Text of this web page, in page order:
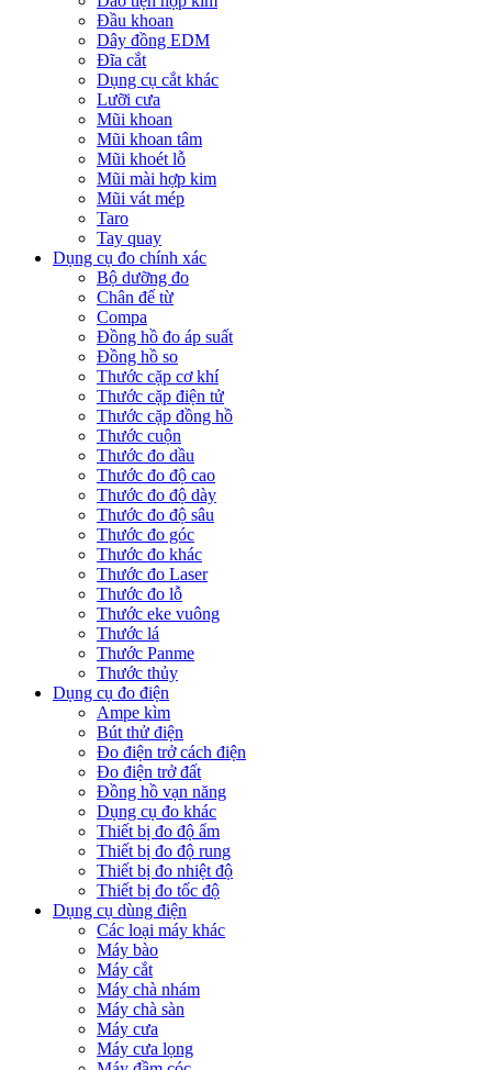
Đầu khoan
Dây đồng EDM
Đĩa cắt
Dụng cụ cắt khác
Lưỡi cưa
Mũi khoan
Mũi khoan tâm
Mũi khoét lỗ
Mũi mài hợp kim
Mũi vát mép
Taro
Tay quay
Dụng cụ đo chính xác
Bộ dưỡng đo
Chân đế từ
Compa
Đồng hồ đo áp suất
Đồng hồ so
Thước cặp cơ khí
Thước cặp điện tử
Thước cặp đồng hồ
Thước cuộn
Thước đo dầu
Thước đo độ cao
Thước đo độ dày
Thước đo độ sâu
Thước đo góc
Thước đo khác
Thước đo Laser
Thước đo lỗ
Thước eke vuông
Thước lá
Thước Panme
Thước thủy
Dụng cụ đo điện
Ampe kìm
Bút thử điện
Đo điện trở cách điện
Đo điện trở đất
Đồng hồ vạn năng
Dụng cụ đo khác
Thiết bị đo độ ẩm
Thiết bị đo độ rung
Thiết bị đo nhiệt độ
Thiết bị đo tốc độ
Dụng cụ dùng điện
Các loại máy khác
Máy bào
Máy cắt
Máy chà nhám
Máy chà sàn
Máy cưa
Máy cưa lọng